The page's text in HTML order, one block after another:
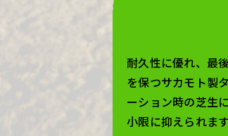
耐久性に優れ、最
を保つサカモト製
ーション時の芝生
小限に抑えられます